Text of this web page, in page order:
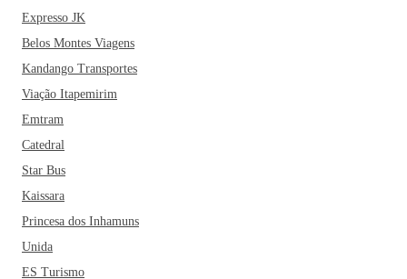
Expresso JK
Belos Montes Viagens
Kandango Transportes
Viação Itapemirim
Emtram
Catedral
Star Bus
Kaissara
Princesa dos Inhamuns
Unida
ES Turismo